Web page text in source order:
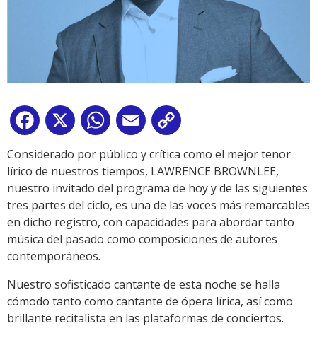
Facebook
X WhatsApp
Email
Link
Considerado por público y crítica como el mejor tenor
lírico de nuestros tiempos, LAWRENCE BROWNLEE,
nuestro invitado del programa de hoy y de las siguientes
tres partes del ciclo, es una de las voces más remarcables
en dicho registro, con capacidades para abordar tanto
música del pasado como composiciones de autores
contemporáneos.
Nuestro sofisticado cantante de esta noche se halla
cómodo tanto como cantante de ópera lírica, así como
brillante recitalista en las plataformas de conciertos.